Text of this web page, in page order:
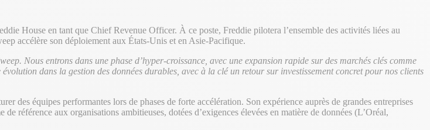
House en tant que Chief Revenue Officer. À ce poste, Freddie pilotera l’ensemble des activités liées au
accélère son déploiement aux États-Unis et en Asie-Pacifique.
Nous entrons dans une phase d’hyper-croissance, avec une expansion rapide sur des marchés clés comme
dans la gestion des données durables, avec à la clé un retour sur investissement concret pour nos clients
des équipes performantes lors de phases de forte accélération. Son expérience auprès de grandes entreprises
référence aux organisations ambitieuses, dotées d’exigences élevées en matière de données (L’Oréal,